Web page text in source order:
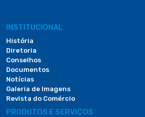
INSTITUCIONAL
História
Diretoria
Conselhos
Documentos
Notícias
Galeria de Imagens
Revista do Comércio
PRODUTOS E SERVIÇOS